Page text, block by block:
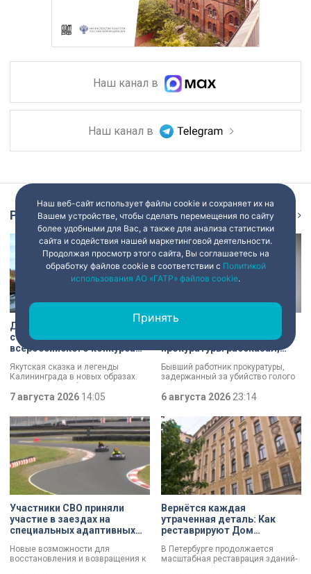
Наш канал в
Наш канал в
Репортаж
Два юных петербуржца
стали победителями
всероссийского конкурса
Якутская сказка и легенды
Калининграда в новых образах.
Два юных петербуржца стали
победителями всероссийского
конкурса «Моя страна — моя
Россия». Их работы с
использованием бересты, листьев
и янтаря дали новое прочтение
народным сюжетам.
7 августа 2026 14:05
Голый мужчина в квартире
прокуратуры рассказал,
Бывший работник прокуратуры,
задержанный за убийство голого
которые толкнули его на страшное
преступление. Два года назад он
вынес мертвеца из дома на улице
Луначарского, выдавая
бездыханного мужчину за
изрядно перебравшего приятеля.
6 августа 2026 23:14
Участники СВО приняли
участие в заездах на
специальных адаптивных
Новые возможности для
восстановления и возвращения к
Вернётся каждая
утраченная деталь: Как
реставрируют Дом
Святого Николая на улице
Марата
В Петербурге продолжается
масштабная реставрация зданий-
Наш веб-сайт использует файлы cookie и сохраняет их на
Вашем устройстве, чтобы сделать перемещения по сайту
более удобными для Вас, а также для анализа статистики
сайта и содействия нашей маркетинговой деятельности.
Продолжая просмотр этого сайта, Вы соглашаетесь на
обработку файлов cookie в соответствии с Политикой
использования АО «ГАТР» файлов cookie.
Принять